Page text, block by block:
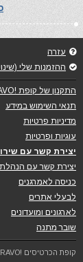
עזרה
ההזמנות שלי
התקנון של קופת !BRAVO
תנאי השימוש במידע
מדיניות פרטיות
עוגיות ופרטיות
יצירת קשר עם
יצירת קשר עם
כניסה לאמרגנים
לבעלי אתרים
לארגונים ומועדונים
שובר מתנה
קופת הכרטיסים !BRAVO - מכירת כרטיסים להופעות והצגות © 2005-2026